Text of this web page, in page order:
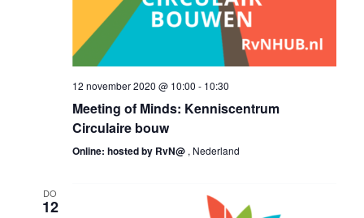
12 november 2020 @ 10:00 - 10:30
Meeting of Minds: Kenniscentrum
Circulaire bouw
Online: hosted by RvN@ , Nederland
DO
12